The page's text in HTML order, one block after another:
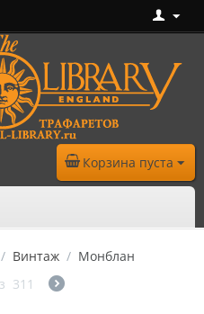
Корзина пуста
/ Винтаж / Монблан
311